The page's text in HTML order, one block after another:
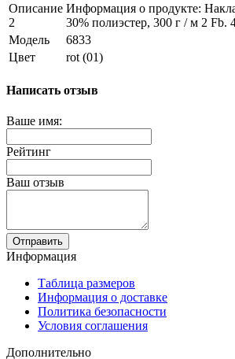
Описание
2
Информация о продукте:
30% полиэстер, 300 г / м 2 Fb.
Модель
6833
Цвет
rot (01)
Написать отзыв
Ваше имя:
Рейтинг
Ваш отзыв
Отправить
Информация
Таблица размеров
Информация о доставке
Политика безопасности
Условия соглашения
Дополнительно